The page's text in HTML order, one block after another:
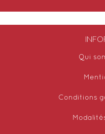
Qui
Conditions